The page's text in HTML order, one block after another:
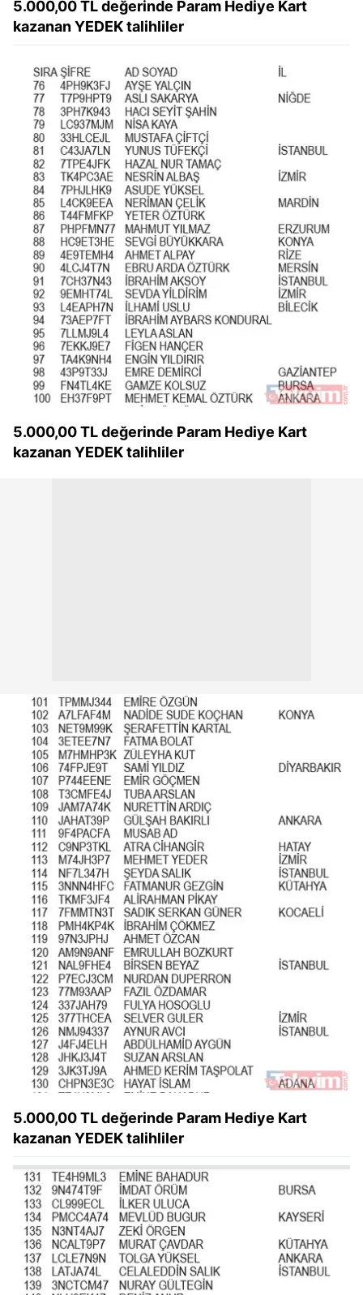
5.000,00 TL değerinde Param Hediye Kart
kazanan YEDEK talihliler
5.000,00 TL değerinde Param Hediye Kart
kazanan YEDEK talihliler
5.000,00 TL değerinde Param Hediye Kart
kazanan YEDEK talihliler